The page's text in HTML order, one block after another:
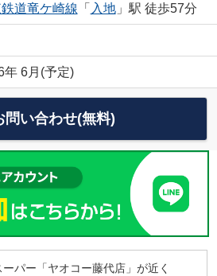
道竜ケ崎線 「 入地」駅 徒歩57分
年 6月(予定)
問い合わせ(無料)
パー「ヤオコー藤代店」が近く